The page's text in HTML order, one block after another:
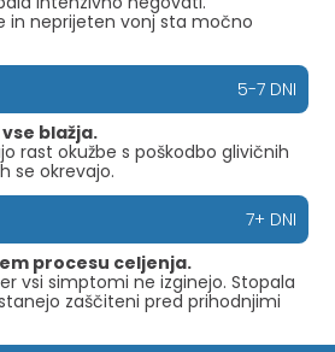
in neprijeten vonj sta močno
5-7 DNI
blažja.
rast okužbe s poškodbo glivičnih
se okrevajo.
7+ DNI
procesu celjenja.
vsi simptomi ne izginejo. Stopala
zaščiteni pred prihodnjimi